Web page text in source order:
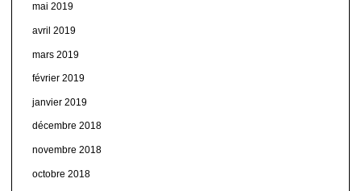
mai 2019
avril 2019
mars 2019
février 2019
janvier 2019
décembre 2018
novembre 2018
octobre 2018